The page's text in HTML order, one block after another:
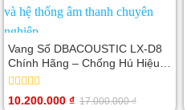
Vang Số DBACOUSTIC LX-D8
Chính Hãng – Chống Hú Hiệu
Quả, Xử Lý Âm Thanh Chuyên
Được
17.000.000₫
Giá
10.200.000 ₫
Giá